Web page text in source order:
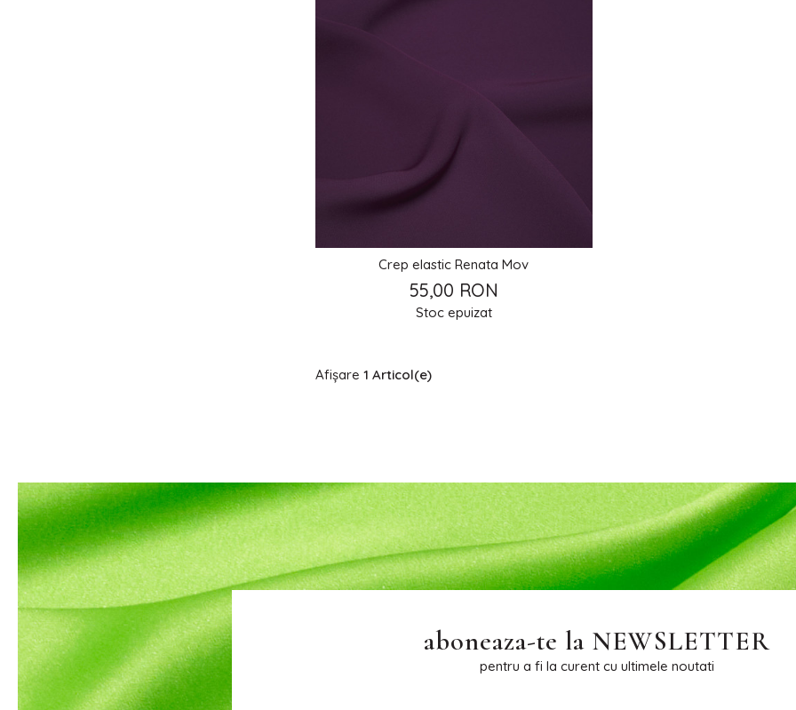
Crep elastic Renata Mov
55,00 RON
Stoc epuizat
Afișare 1 Articol(e)
aboneaza-te la NEWSLETTER
pentru a fi la curent cu ultimele noutati